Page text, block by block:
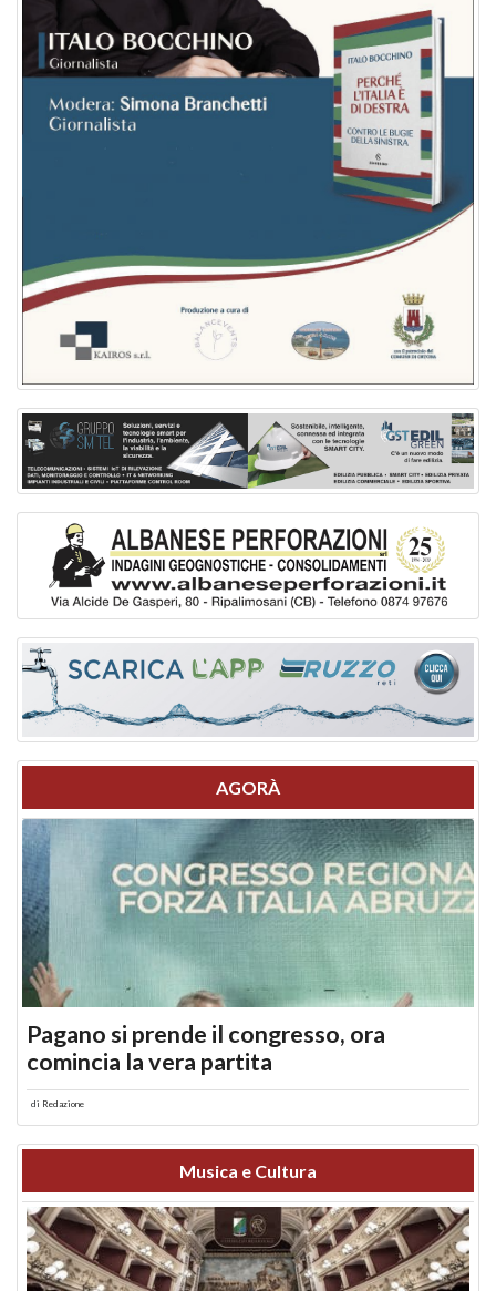
AGORÀ
Pagano si prende il congresso, ora
comincia la vera partita
di Redazione
Musica e Cultura